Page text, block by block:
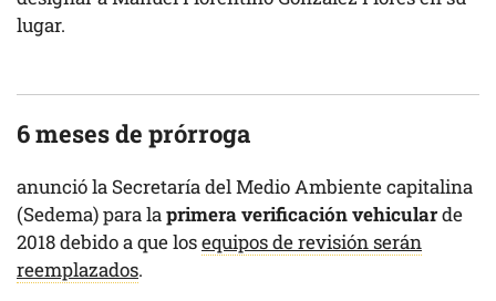
lugar.
6 meses de prórroga
anunció la Secretaría del Medio Ambiente capitalina
(Sedema) para la primera verificación vehicularde
2018 debido a que losequipos de revisión serán
reemplazados.